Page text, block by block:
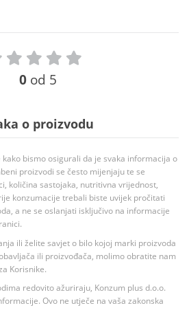
0 od 5
o proizvodu
bismo osigurali da je svaka informacija o
proizvodi se često mijenjaju te se
količina sastojaka, nutritivna vrijednost,
konzumacije trebali biste uvijek pročitati
a ne se oslanjati isključivo na informacije
ili želite savjet o bilo kojoj marki proizvoda
ili proizvođača, molimo obratite nam
Korisnike.
redovito ažuriraju, Konzum plus d.o.o.
Ovo ne utječe na vaša zakonska